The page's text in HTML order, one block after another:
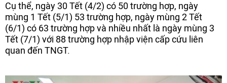
Cụ thể, ngày 30 Tết (4/2) có 50 trường hợp, ngày
mùng 1 Tết (5/1) 53 trường hợp, ngày mùng 2 Tết
(6/1) có 63 trường hợp và nhiều nhất là ngày mùng 3
Tết (7/1) với 88 trường hợp nhập viện cấp cứu liên
quan đến TNGT.